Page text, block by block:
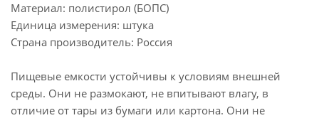
Материал: полистирол (БОПС)
Единица измерения: штука
Страна производитель: Россия
Пищевые емкости устойчивы к условиям внешней
среды. Они не размокают, не впитывают влагу, в
отличие от тары из бумаги или картона. Они не